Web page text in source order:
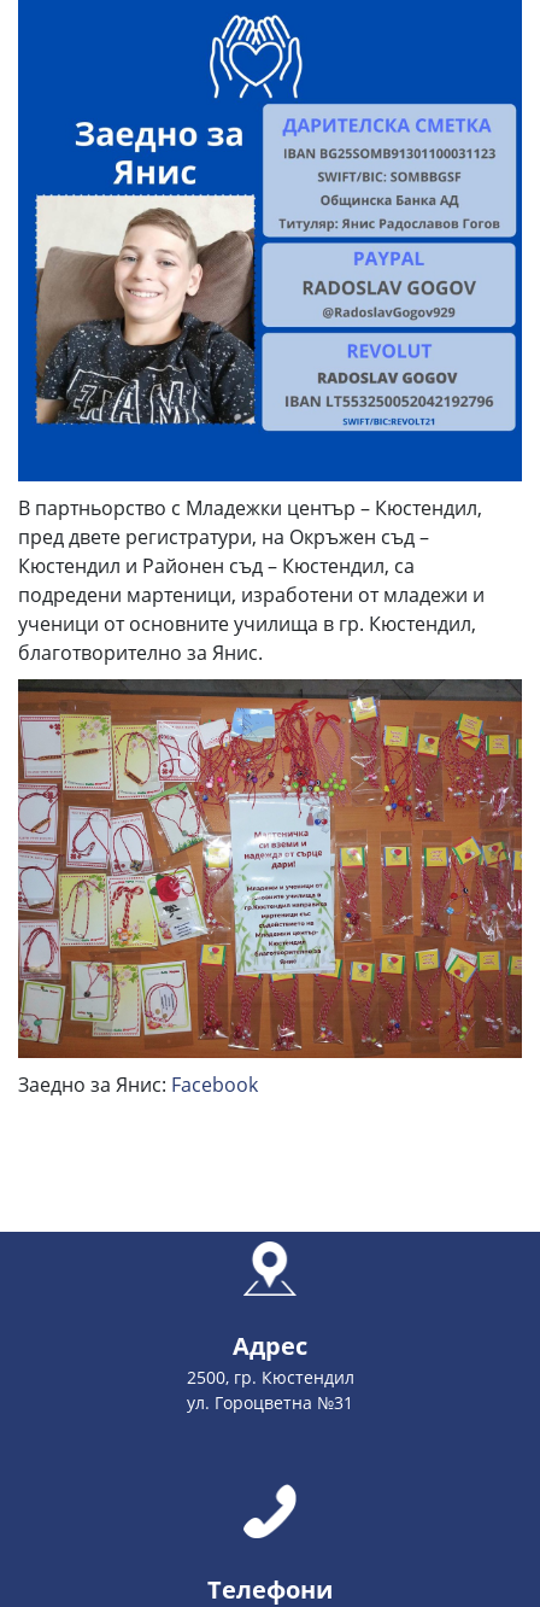
В партньорство с Младежки център – Кюстендил,
пред двете регистратури, на Окръжен съд –
Кюстендил и Районен съд – Кюстендил, са
подредени мартеници, изработени от младежи и
ученици от основните училища в гр. Кюстендил,
благотворително за Янис.
Заедно за Янис: Facebook
Адрес
2500, гр. Кюстендил
ул. Гороцветна №31
Телефони